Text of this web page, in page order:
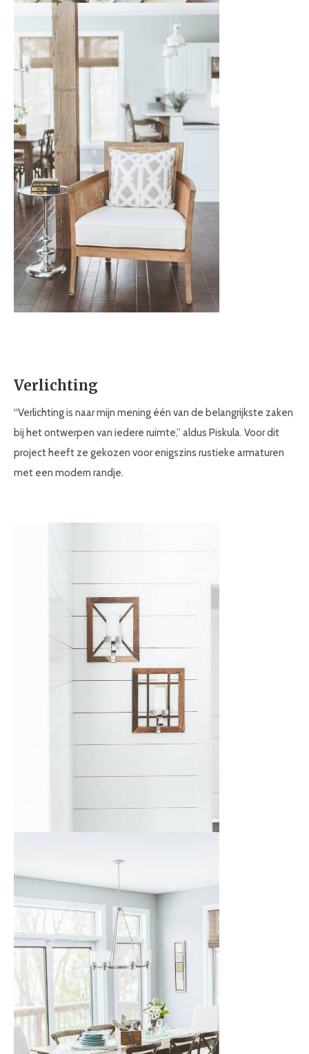
Verlichting
“Verlichting is naar mijn mening één van de belangrijkste zaken
bij het ontwerpen van iedere ruimte,” aldus Piskula. Voor dit
project heeft ze gekozen voor enigszins rustieke armaturen
met een modern randje.